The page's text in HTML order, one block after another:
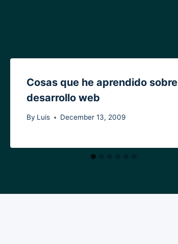
Cosas que he aprendido sobre
desarrollo web
By Luis December 13, 2009